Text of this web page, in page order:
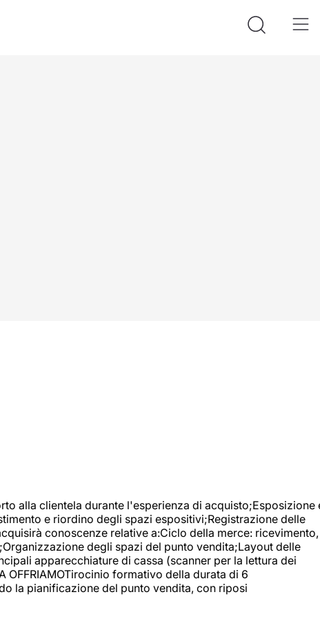
alla clientela durante l'esperienza di acquisto;Esposizione
e riordino degli spazi espositivi;Registrazione delle
conoscenze relative a:Ciclo della merce: ricevimento,
degli spazi del punto vendita;Layout delle
apparecchiature di cassa (scanner per la lettura dei
OFFRIAMOTirocinio formativo della durata di 6
la pianificazione del punto vendita, con riposi